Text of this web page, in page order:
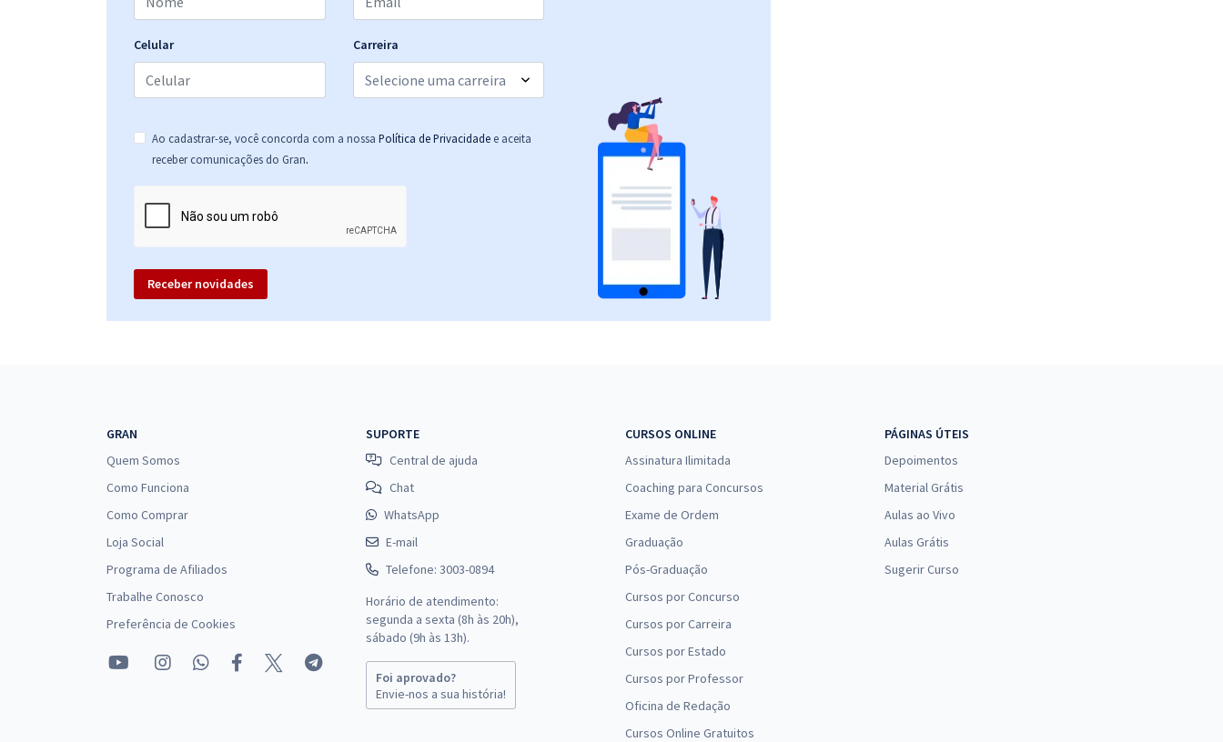
Social (Pós-edital)
Economize R$ 99,98
R$ 399,92à vista
33,33
(-20%)
Prefeitura de Campina Grande - PB - Enfermeiro II -
Neonatologista (Pós-Edital)
Comprar
Prefeitura de Campina Grande - PB - Enfermeiro II -
ou 12x deR$33,33
Trabalho (Pós-Edital)
Comprar
Enfermagem do Trabalho (Pós-Edital)
(-20%)
Prefeitura de Campina Grande - PB - Inspetor
Escolar (Pós-Edital)
R$ 354,24à vista
ou 12x de
29,52 Comprar
Celular Carreira
Ao cadastrar-se, você concorda com a nossa Política de Privacidade e aceita
receber comunicações do Gran.
Receber novidades
GRAN
Quem Somos
Como Funciona
Como Comprar
Loja Social
Programa de Afiliados
Trabalhe Conosco
Preferência de Cookies
SUPORTE
Central de ajuda
Chat
WhatsApp
E-mail
Telefone: 3003-0894
Horário de atendimento:
segunda a sexta (8h às 20h),
sábado (9h às 13h).
Foi aprovado?
Envie-nos a sua história!
CURSOS ONLINE
Assinatura Ilimitada
Coaching para Concursos
Exame de Ordem
Graduação
Pós-Graduação
Cursos por Concurso
Cursos por Carreira
Cursos por Estado
Cursos por Professor
Oficina de Redação
Cursos Online Gratuitos
PÁGINAS ÚTEIS
Depoimentos
Material Grátis
Aulas ao Vivo
Aulas Grátis
Sugerir Curso